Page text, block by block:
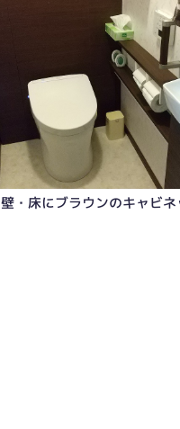
・床にブラウンのキャビ